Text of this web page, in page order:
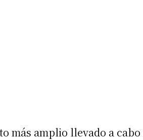
más amplio llevado a